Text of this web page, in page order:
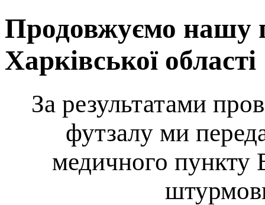
Продовжуємо нашу
Харківської області
За результатами
футзалу ми
медичного